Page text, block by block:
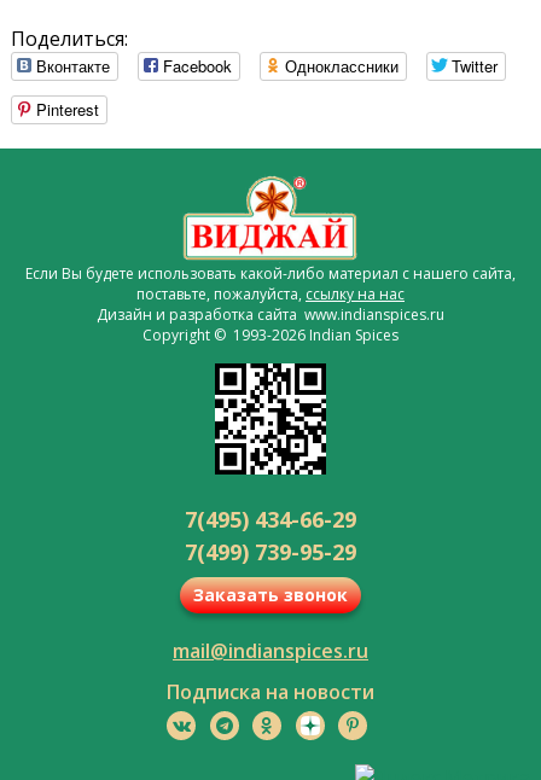
Поделиться:
Вконтакте Facebook Одноклассники
Twitter
Pinterest
Если Вы будете использовать какой-либо материал с нашего сайта,
поставьте, пожалуйста, ссылку на нас
Дизайн и разработка сайта www.indianspices.ru
Copyright © 1993-2026 Indian Spices
7(495) 434-66-29
7(499) 739-95-29
Заказать звонок
mail@indianspices.ru
Подписка на новости